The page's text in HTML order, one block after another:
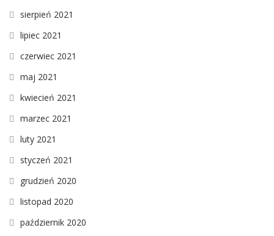
sierpień 2021
lipiec 2021
czerwiec 2021
maj 2021
kwiecień 2021
marzec 2021
luty 2021
styczeń 2021
grudzień 2020
listopad 2020
październik 2020